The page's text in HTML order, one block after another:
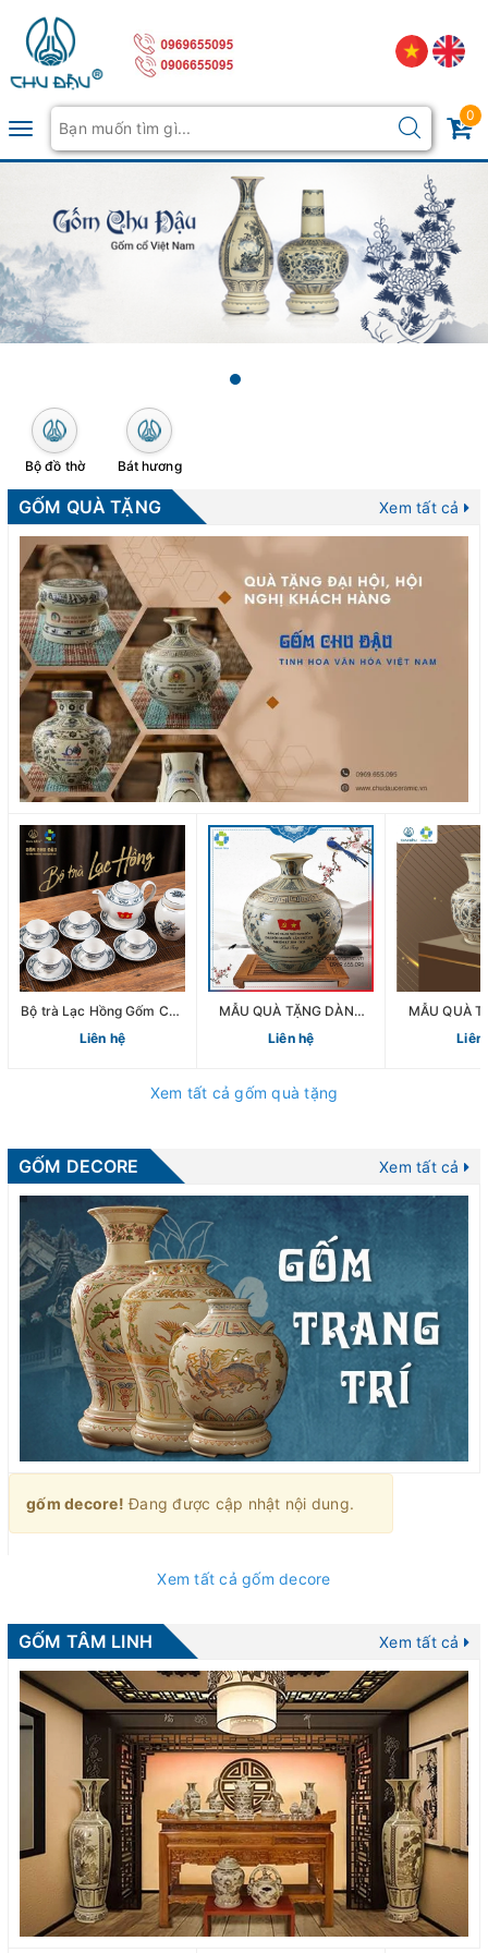
Toggle
navigation
0
Bộ đồ thờ Bát hương
GỐM QUÀ TẶNG Xem tất cả
Bộ trà Lạc Hồng Gốm Chu
Liên hệ
MẪU QUÀ TẶNG DÀNH
CẤP
Liên hệ
MẪU QUÀ
DOANH
Liên
Xem tất cả gốm quà tặng
GỐM DECORE Xem tất cả
gốm decore! Đang được cập nhật nội dung.
Xem tất cả gốm decore
GỐM TÂM LINH Xem tất cả